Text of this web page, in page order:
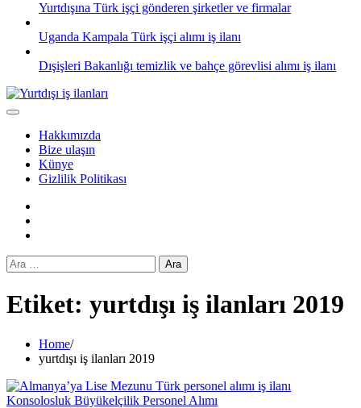
Yurtdışına Türk işçi gönderen şirketler ve firmalar
Uganda Kampala Türk işçi alımı iş ilanı
Dışişleri Bakanlığı temizlik ve bahçe görevlisi alımı iş ilanı
Hakkımızda
Bize ulaşın
Künye
Gizlilik Politikası
Arama:
Etiket: yurtdışı iş ilanları 2019
Home
yurtdışı iş ilanları 2019
Konsolosluk Büyükelçilik Personel Alımı